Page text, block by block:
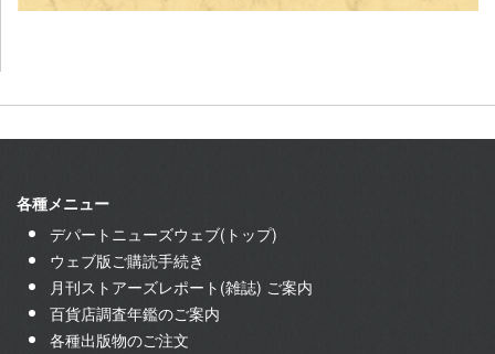
各種メニュー
デパートニューズウェブ(トップ)
ウェブ版ご購読手続き
月刊ストアーズレポート(雑誌) ご案内
百貨店調査年鑑のご案内
各種出版物のご注文